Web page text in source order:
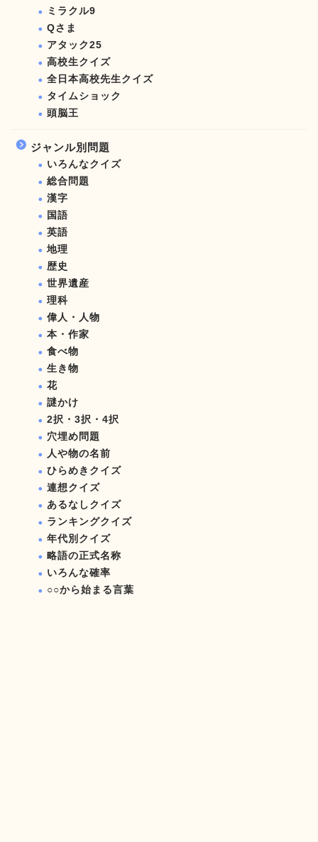
ミラクル9
Qさま
アタック25
高校生クイズ
全日本高校先生クイズ
タイムショック
頭脳王
ジャンル別問題
いろんなクイズ
総合問題
漢字
国語
英語
地理
歴史
世界遺産
理科
偉人・人物
本・作家
食べ物
生き物
花
謎かけ
2択・3択・4択
穴埋め問題
人や物の名前
ひらめきクイズ
連想クイズ
あるなしクイズ
ランキングクイズ
年代別クイズ
略語の正式名称
いろんな確率
○○から始まる言葉